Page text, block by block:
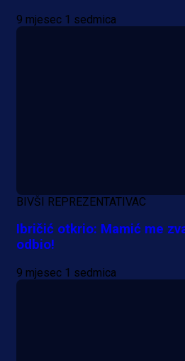
A Selekcija
9 mjesec 1 sedmica
BIVŠI REPREZENTATIVAC
Ibričić otkrio: Mamić me
odbio!
9 mjesec 1 sedmica